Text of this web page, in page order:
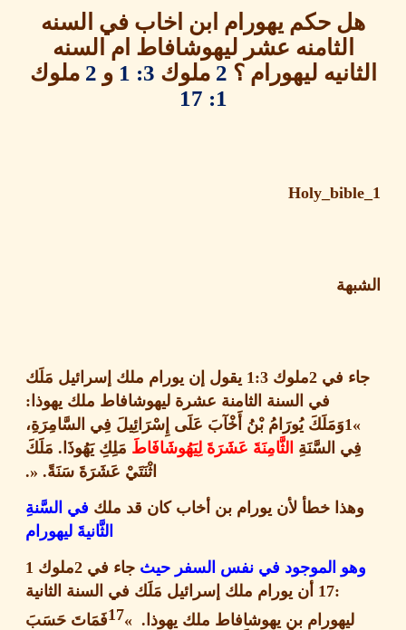
حكم يهورام ابن اخاب في السنه
الثامنه عشر ليهوشافاط ام السنه
ليهورام ؟
ملوك3: 1 و2 ملوك
في2ملوك 1:3 يقول إن يورام ملك إسرائيل مَلَك
في السنة الثامنة عشرة ليهوشافاط ملك يهوذا:
وَمَلَكَ يُورَامُ بْنُ أَخْآبَ عَلَى إِسْرَائِيلَ فِي السَّامِرَةِ،
السَّنَةِالثَّامِنَةَ عَشَرَةَ لِيَهُوشَافَاطَمَلِكِ يَهُوذَا.مَلَكَ
اثْنَتَيْ عَشَرَةَ سَنَةً. «.
خطأ لأن يورام بن أخاب كان قد ملكفي السَّنةِ
الثَّانيةَ ليهورام
الموجود في نفس السفر حيثجاء في2ملوك 1
أن يورام ملك إسرائيل مَلَك في السنة الثانية
ليهورام بن يهوشافاط ملك يهوذا. »
17 فَمَاتَ حَسَبَ